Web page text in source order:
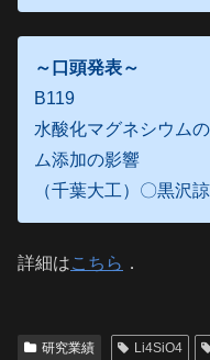
～口頭発表～
B119
水酸化マグネシウム
ム添加の影響
（千葉大工）〇黒沢
詳細はこちら ．
研究業績 Li4SiO4